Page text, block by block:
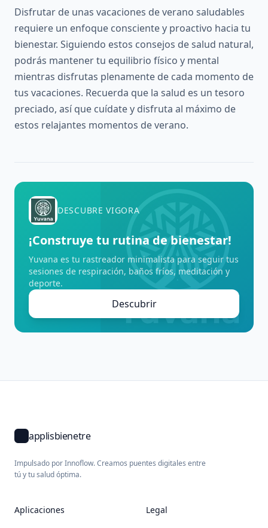
Disfrutar de unas vacaciones de verano saludables
requiere un enfoque consciente y proactivo hacia tu
bienestar. Siguiendo estos consejos de salud natural,
podrás mantener tu equilibrio físico y mental
mientras disfrutas plenamente de cada momento de
tus vacaciones. Recuerda que la salud es un tesoro
preciado, así que cuídate y disfruta al máximo de
estos relajantes momentos de verano.
DESCUBRE VIGORA
¡Construye tu rutina de bienestar!
Yuvana es tu rastreador minimalista para seguir tus
sesiones de respiración, baños fríos, meditación y
deporte.
Descubrir
applisbienetre
Impulsado por Innoflow. Creamos puentes digitales entre
tú y tu salud óptima.
Aplicaciones
Legal